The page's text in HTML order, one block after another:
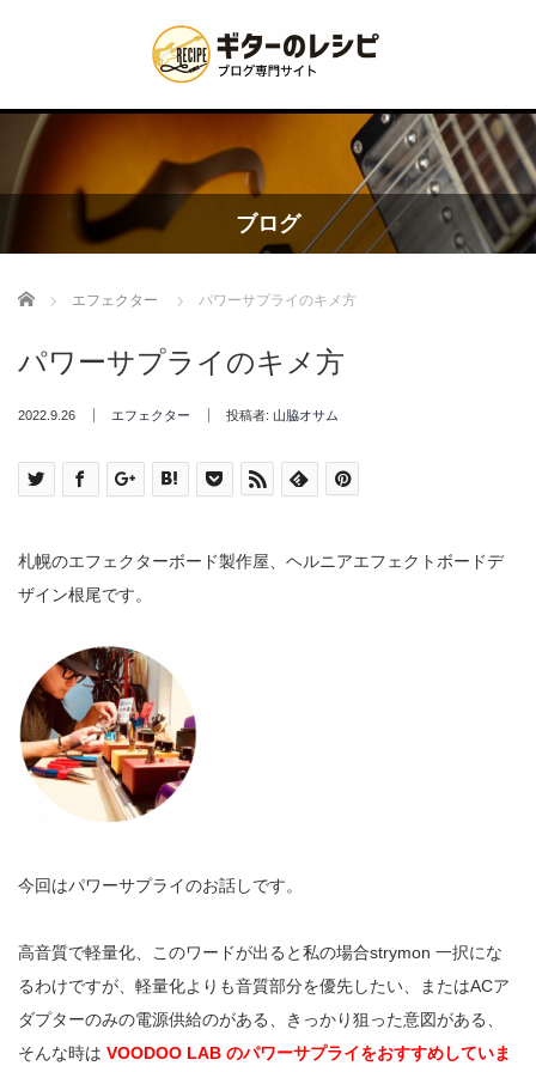
ブログ
Home エフェクター パワーサプライのキメ方
パワーサプライのキメ方
2022.9.26 エフェクター 投稿者: 山脇オサム
札幌のエフェクターボード製作屋、ヘルニアエフェクトボードデ
ザイン根尾です。
今回はパワーサプライのお話しです。
高音質で軽量化、このワードが出ると私の場合strymon 一択にな
るわけですが、軽量化よりも音質部分を優先したい、またはACア
ダプターのみの電源供給のがある、きっかり狙った意図がある、
そんな時は VOODOO LAB のパワーサプライをおすすめしていま